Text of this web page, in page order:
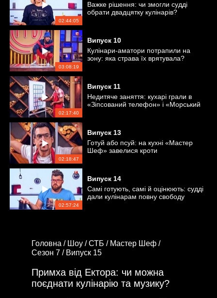
02:44:05
Важке рішення: чи змогли судді
обрати двадцятку кулінарів?
03:08:19
Випуск 10
Кулінари-аматори потрапили на
зону: яка страва їх врятувала?
02:17:40
Випуск 11
Недитяче заняття: кухарі грали в
«Зіпсований телефон» і «Морський
02:18:47
Випуск 13
Готуй або псуй: на кухні «Мастер
Шеф» завелися кроти
02:57:24
Випуск 14
Самі готують, самі й оцінюють: судді
дали кулінарам повну свободу
Головна / Шоу /СТБ / Мастер Шеф /
Сезон 7 / Випуск 15
Примха від Ектора: чи можна
поєднати кулінарію та музику?